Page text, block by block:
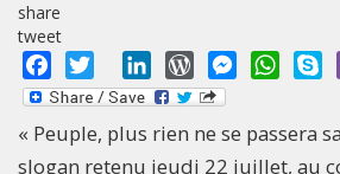
share
tweet
Facebook
Twitter LinkedInWordPressMessenger
« Peuple, plus rien ne se passera
slogan retenu jeudi 22 juillet, au